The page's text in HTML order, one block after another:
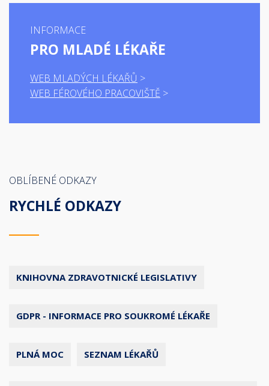
INFORMACE
PRO MLADÉ LÉKAŘE
WEB MLADÝCH LÉKAŘŮ
WEB FÉROVÉHO PRACOVIŠTĚ
OBLÍBENÉ ODKAZY
RYCHLÉ ODKAZY
KNIHOVNA ZDRAVOTNICKÉ LEGISLATIVY
GDPR - INFORMACE PRO SOUKROMÉ LÉKAŘE
PLNÁ MOC SEZNAM LÉKAŘŮ